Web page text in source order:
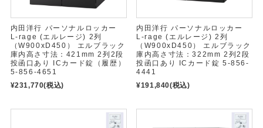
内田洋行 パーソナルロッカー
L-rage (エルレージ) 2列
（W900xD450） エルブラック
庫内高さ寸法：421mm 2列2段
投函口あり ICカード錠（履歴）
5-856-4651
¥231,770(税込)
内田洋行 パーソナルロッカー
L-rage (エルレージ) 2列
（W900xD450） エルブラック
庫内高さ寸法：322mm 2列2段
投函口あり ICカード錠 5-856-
4441
¥191,840(税込)